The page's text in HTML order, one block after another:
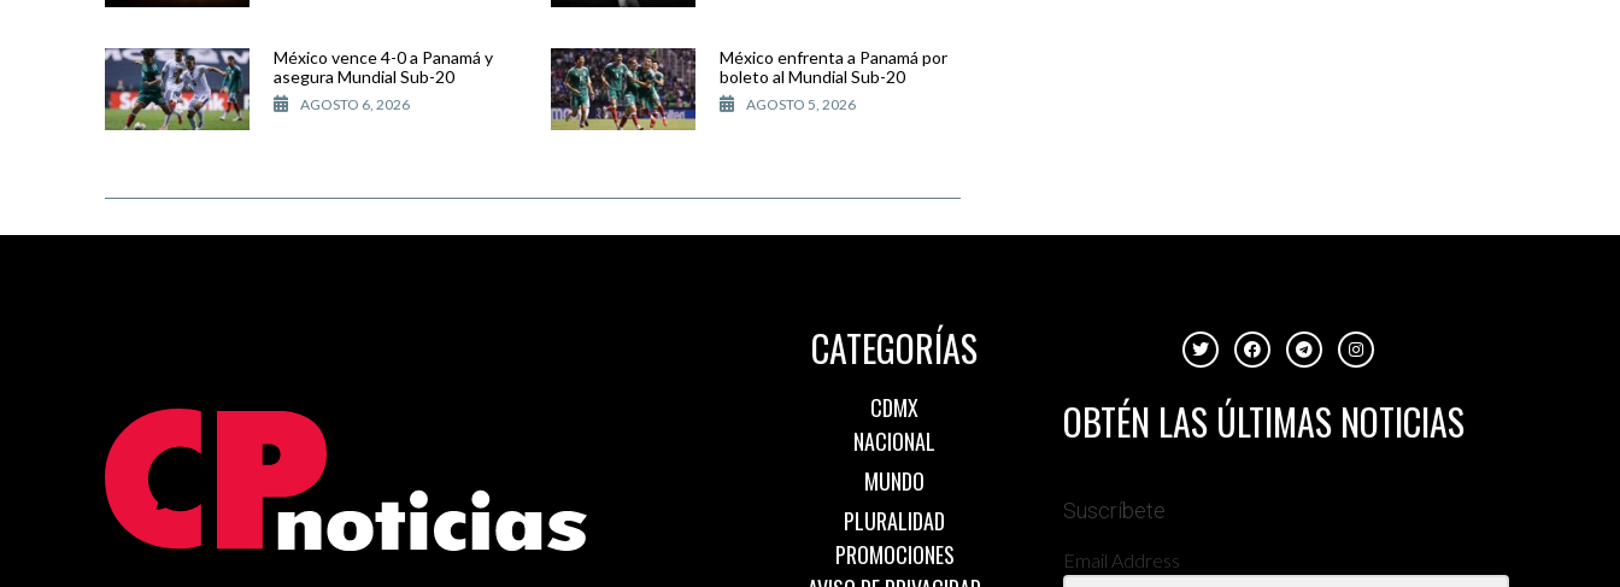
México vence 4-0 a Panamá y
asegura Mundial Sub-20
AGOSTO 6, 2026
México enfrenta a Panamá por
boleto al Mundial Sub-20
AGOSTO 5, 2026
CATEGORÍAS
CDMX
NACIONAL
MUNDO
PLURALIDAD
PROMOCIONES
OBTÉN LAS ÚLTIMAS NOTICIAS
Suscríbete
Email Address